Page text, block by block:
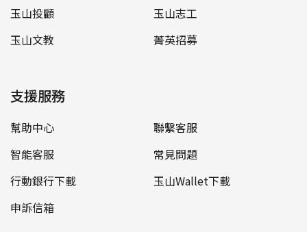
玉山投顧
玉山志工
玉山文教
菁英招募
支援服務
幫助中心
聯繫客服
智能客服
常見問題
行動銀行下載
玉山Wallet下載
申訴信箱